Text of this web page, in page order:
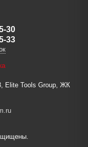
30
33
Elite Tools Group, ЖК